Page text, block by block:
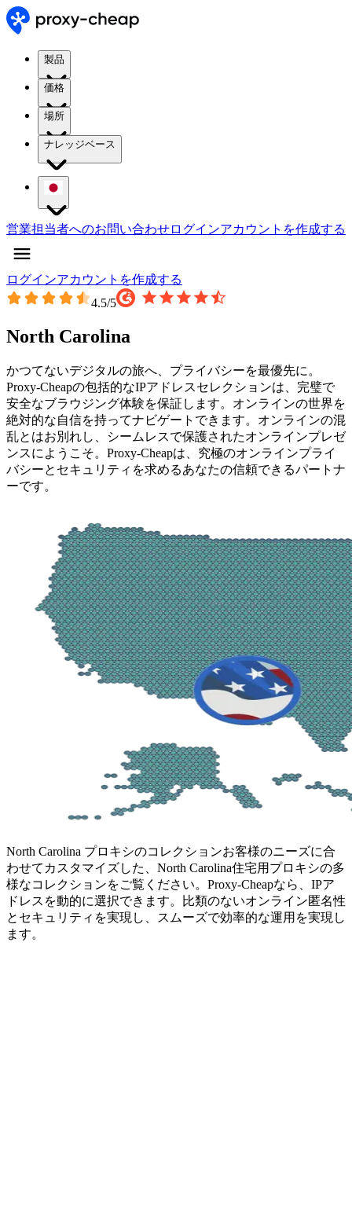
製品
価格
場所
ナレッジベース
営業担当者へのお問い合わせログインアカウントを作成する
ログインアカウントを作成する
4.5/5
North Carolina
かつてないデジタルの旅へ、プライバシーを最優先に。
Proxy-Cheapの包括的なIPアドレスセレクションは、完璧で
安全なブラウジング体験を保証します。オンラインの世界を
絶対的な自信を持ってナビゲートできます。オンラインの混
乱とはお別れし、シームレスで保護されたオンラインプレゼ
ンスにようこそ。Proxy-Cheapは、究極のオンラインプライ
バシーとセキュリティを求めるあなたの信頼できるパートナ
ーです。
North Carolina プロキシのコレクションお客様のニーズに合
わせてカスタマイズした、North Carolina住宅用プロキシの多
様なコレクションをご覧ください。Proxy-Cheapなら、IPア
ドレスを動的に選択できます。比類のないオンライン匿名性
とセキュリティを実現し、スムーズで効率的な運用を実現し
ます。